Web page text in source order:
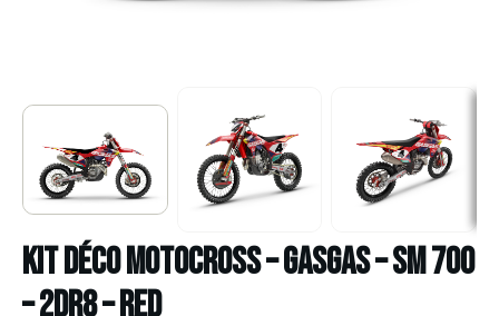
Kit déco Motocross – GASGAS – SM 700
– 2DR8 – RED